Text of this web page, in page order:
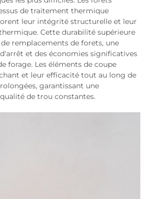
de traitement thermique
leur intégrité structurelle et leur
Cette durabilité supérieure
remplacements de forets, une
et des économies significatives
forage. Les éléments de coupe
et leur efficacité tout au long de
garantissant une
de trou constantes.